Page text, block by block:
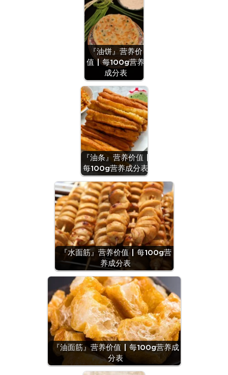
『油饼』营养价
值 | 每100g营养
成分表
『油条』营养价值 |
每100g营养成分表
『水面筋』营养价值 | 每100g营
养成分表
『油面筋』营养价值 | 每100g营养成
分表